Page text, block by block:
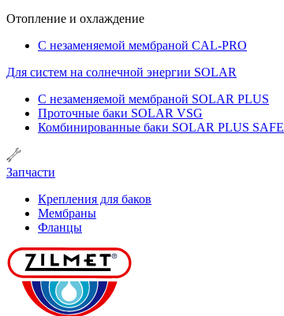
Отопление и охлаждение
С незаменяемой мембраной CAL-PRO
Для систем на солнечной энергии SOLAR
С незаменяемой мембраной SOLAR PLUS
Проточные баки SOLAR VSG
Комбинированные баки SOLAR PLUS SAFE
Запчасти
Крепления для баков
Мембраны
Фланцы